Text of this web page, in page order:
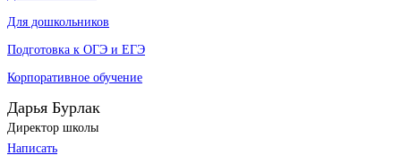
Для дошкольников
Подготовка к ОГЭ и ЕГЭ
Корпоративное обучение
Дарья Бурлак
Директор школы
Написать